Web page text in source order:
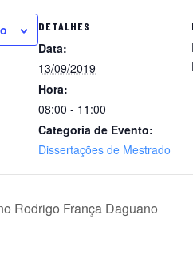
DETALHES
Data:
13/09/2019
Hora:
08:00 - 11:00
Categoria de Evento:
Dissertações de Mestrado
Rodrigo França Daguano